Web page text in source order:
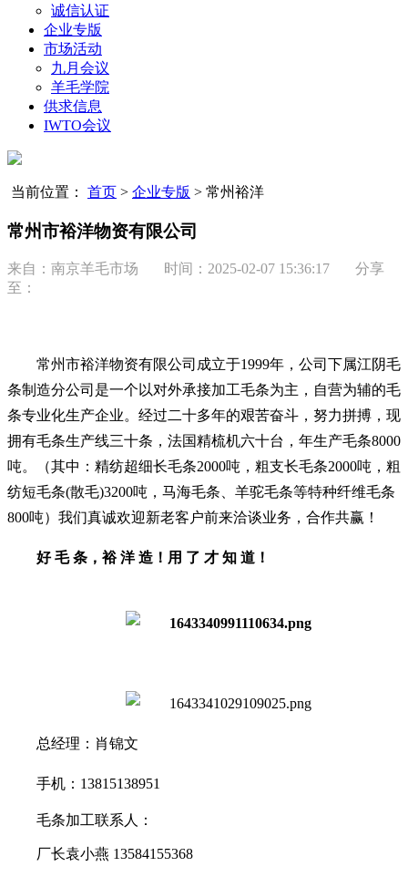
诚信认证
企业专版
市场活动
九月会议
羊毛学院
供求信息
IWTO会议
当前位置： 首页 > 企业专版 > 常州裕洋
常州市裕洋物资有限公司
来自：南京羊毛市场 时间： 2025-02-07 15:36:17 分享
至：
常州市裕洋物资有限公司成立于1999年，公司下属江阴毛
条制造分公司是一个以对外承接加工毛条为主，自营为辅的毛
条专业化生产企业。经过二十多年的艰苦奋斗，努力拼搏，现
拥有毛条生产线三十条，法国精梳机六十台，年生产毛条8000
吨。（其中：精纺超细长毛条2000吨，粗支长毛条2000吨，粗
纺短毛条(散毛)3200吨，马海毛条、羊驼毛条等特种纤维毛条
800吨）我们真诚欢迎新老客户前来洽谈业务，合作共赢！
好 毛 条，裕 洋 造！用 了 才 知 道！
总经理：肖锦文
手机：13815138951
毛条加工联系人：
厂长袁小燕 13584155368